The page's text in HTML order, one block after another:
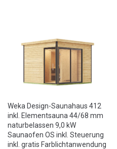
Weka Design-Saunahaus 412
inkl. Elementsauna 44/68 mm
naturbelassen 9,0 kW
Saunaofen OS inkl. Steuerung
inkl. gratis Farblichtanwendung